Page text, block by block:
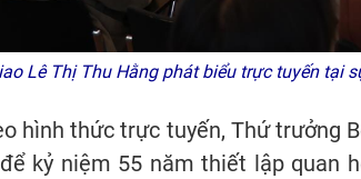
Lê Thị Thu Hằng phát biểu trực tuyến tại
hình thức trực tuyến, Thứ trưởng
kỷ niệm 55 năm thiết lập quan